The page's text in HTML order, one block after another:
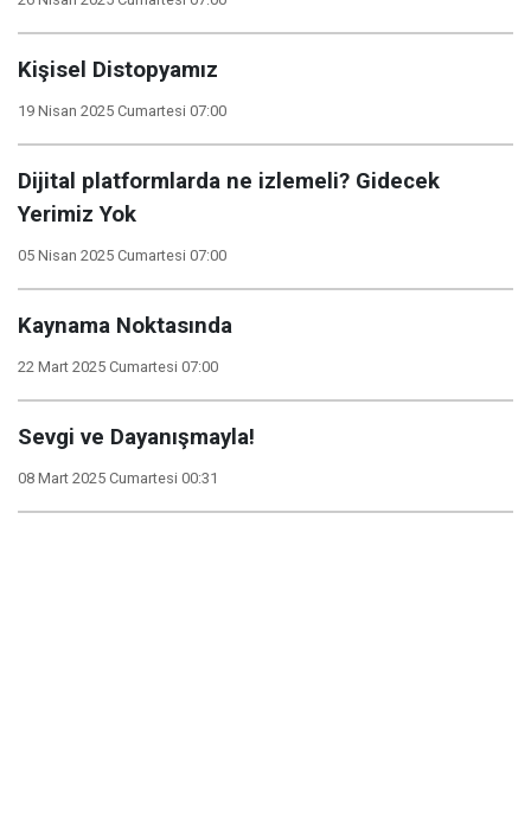
Kişisel Distopyamız
19 Nisan 2025 Cumartesi 07:00
Dijital platformlarda ne izlemeli? Gidecek
Yerimiz Yok
05 Nisan 2025 Cumartesi 07:00
Kaynama Noktasında
22 Mart 2025 Cumartesi 07:00
Sevgi ve Dayanışmayla!
08 Mart 2025 Cumartesi 00:31